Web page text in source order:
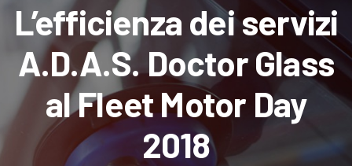
L’efficienza dei servizi
A.D.A.S. Doctor Glass
al Fleet Motor Day
2018